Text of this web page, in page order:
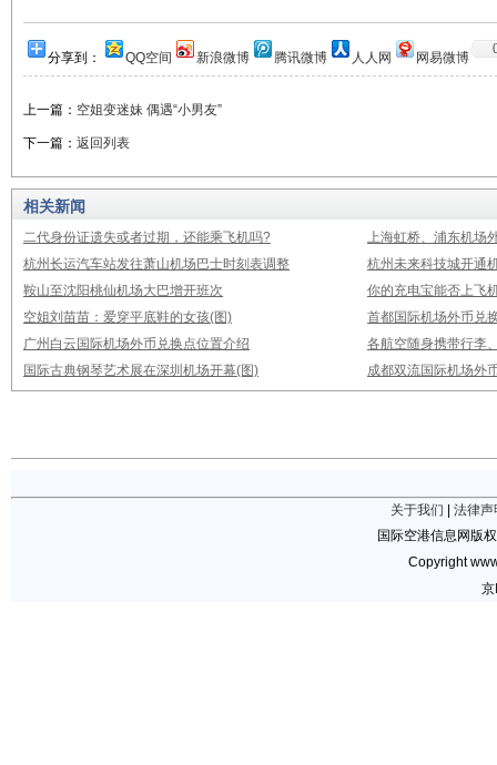
分享到： QQ空间 新浪微博 腾讯微博 人人网 网易微博
上一篇： 空姐变迷妹 偶遇“小男友”
下一篇： 返回列表
相关新闻
二代身份证遗失或者过期，还能乘飞机吗?
上海虹桥、浦东机场
杭州长运汽车站发往萧山机场巴士时刻表调整
杭州未来科技城开通
鞍山至沈阳桃仙机场大巴增开班次
你的充电宝能否上飞
空姐刘苗苗：爱穿平底鞋的女孩(图)
首都国际机场外币兑
广州白云国际机场外币兑换点位置介绍
各航空随身携带行李
国际古典钢琴艺术展在深圳机场开幕(图)
成都双流国际机场外
关于我们
法律声
国际空港信息网版
Copyright